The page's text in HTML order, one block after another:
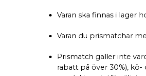
Varan ska finnas i lager
Varan du prismatchar
Prismatch gäller inte
rabatt på över 30%),